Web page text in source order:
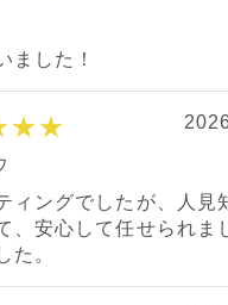
ました！
ィングでしたが、人見
、安心して任せられま
た。